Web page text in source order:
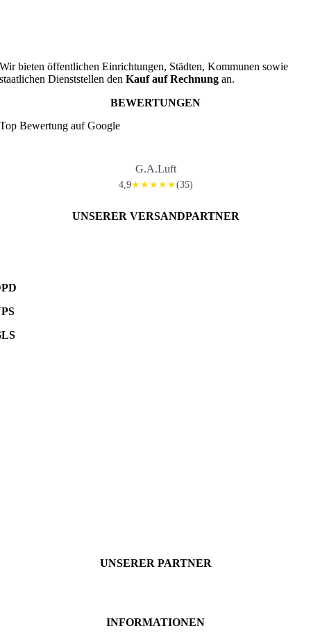
Wir bieten öffentlichen Einrichtungen, Städten, Kommunen sowie
staatlichen Dienststellen denKauf auf Rechnung an.
BEWERTUNGEN
Top Bewertung auf Google
G.A.Luft
4,9★★★★★(35)
UNSERER VERSANDPARTNER
UNSERER PARTNER
INFORMATIONEN